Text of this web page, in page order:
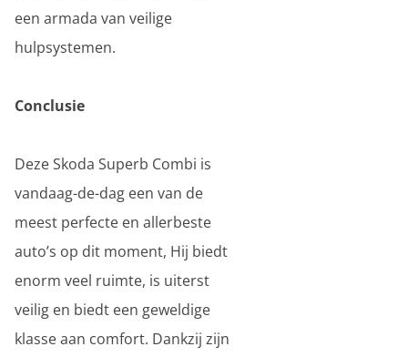
een armada van veilige
hulpsystemen.
Conclusie
Deze Skoda Superb Combi is
vandaag-de-dag een van de
meest perfecte en allerbeste
auto’s op dit moment, Hij biedt
enorm veel ruimte, is uiterst
veilig en biedt een geweldige
klasse aan comfort. Dankzij zijn